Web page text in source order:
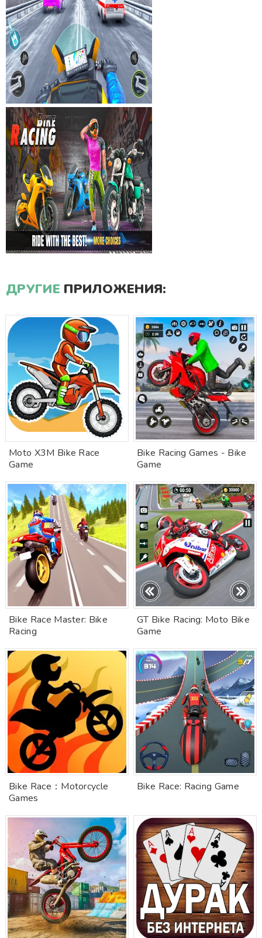
ДРУГИЕ ПРИЛОЖЕНИЯ:
Moto X3M Bike Race
Game
Bike Racing Games - Bike
Game
Bike Race Master: Bike
Racing
GT Bike Racing: Moto Bike
Game
Bike Race：Motorcycle
Games
Bike Race: Racing Game